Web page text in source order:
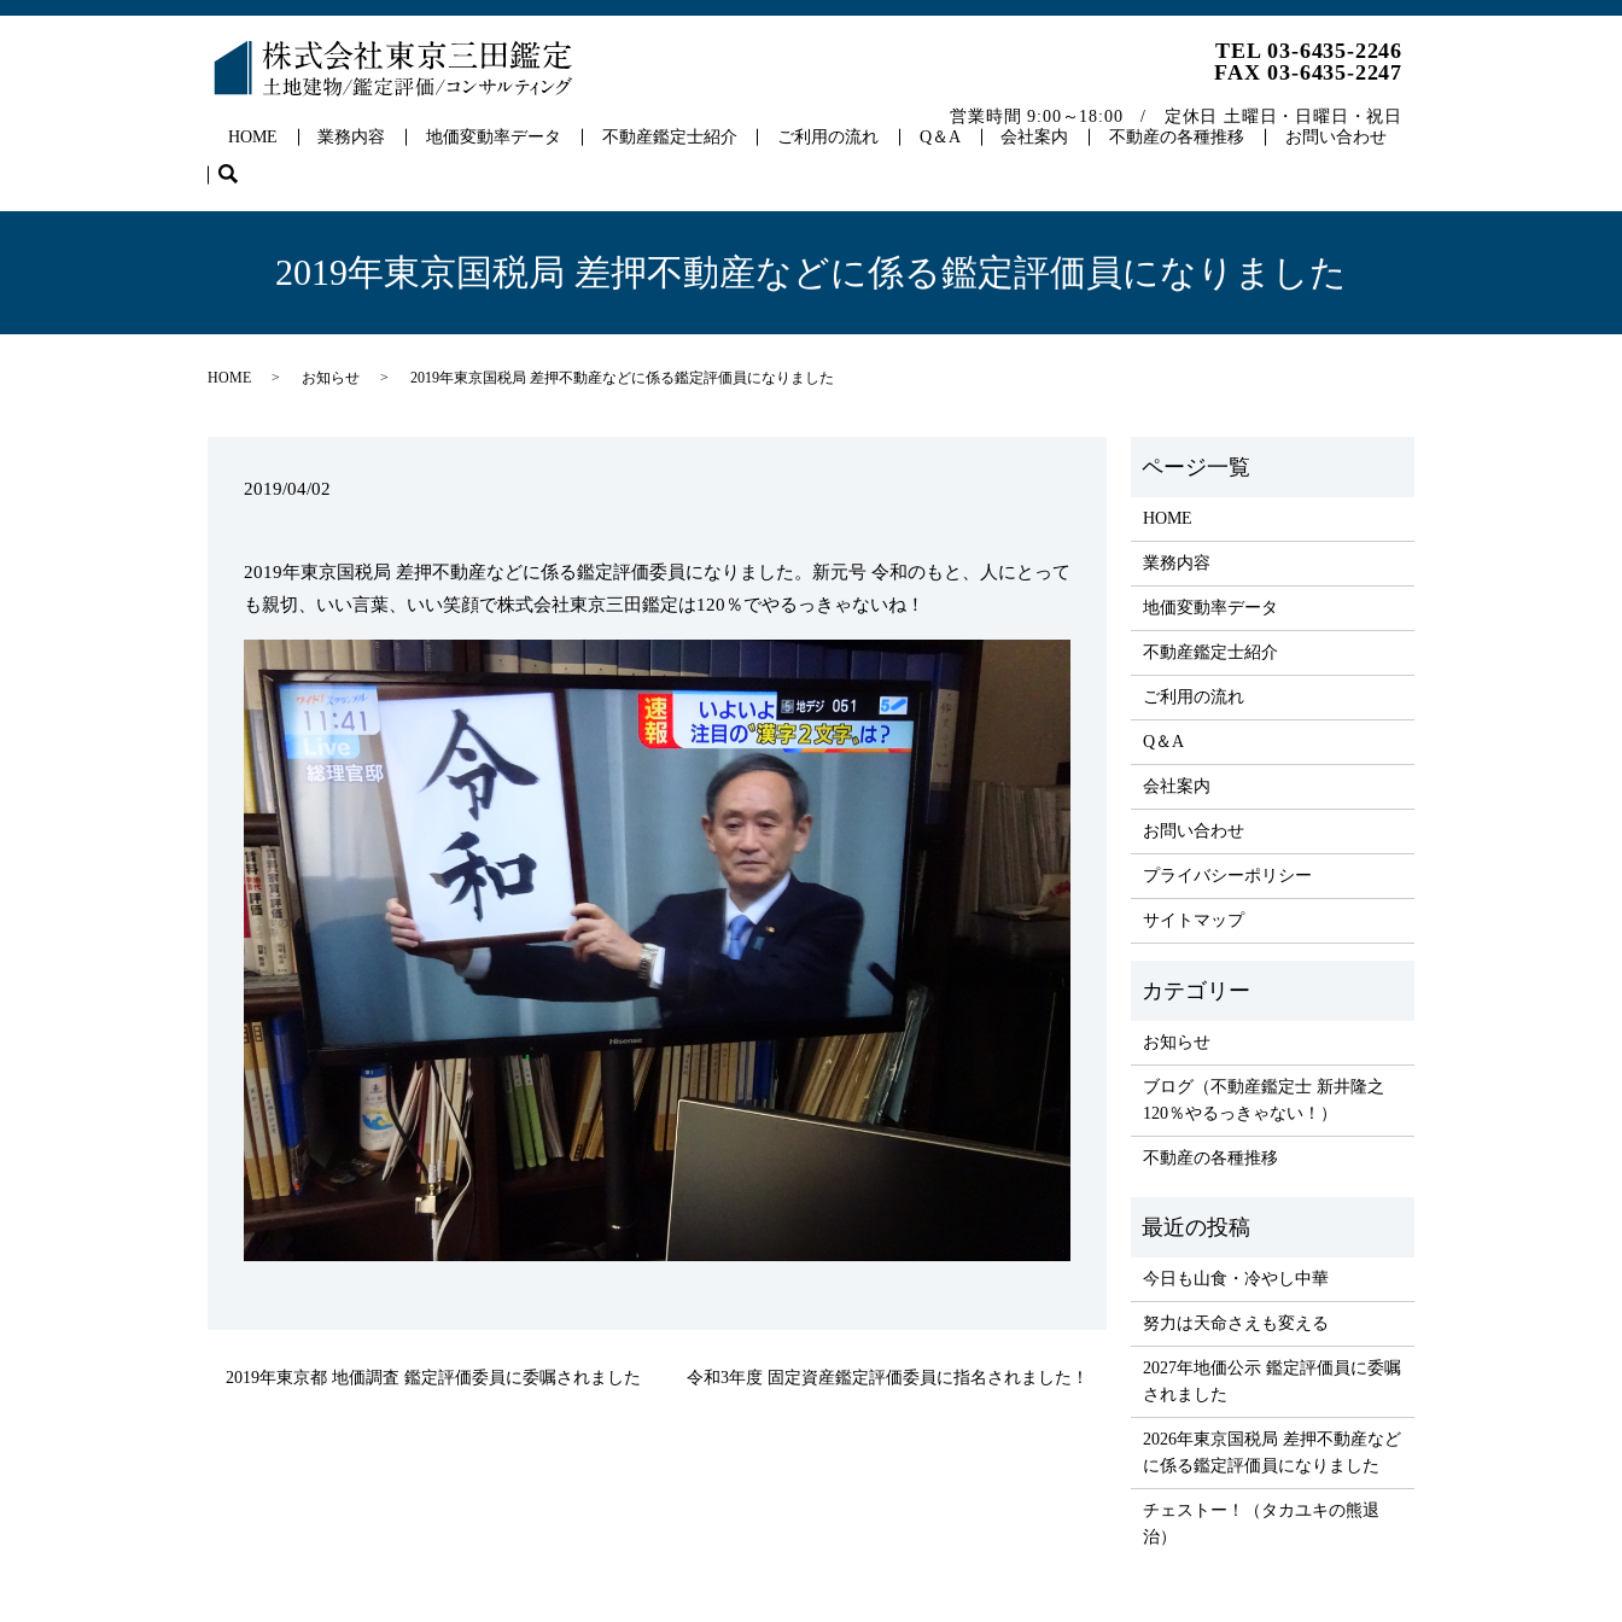
HOME 業務内容 地価変動率データ 不動産鑑定士紹介 ご利用の流れ Q＆A 会社案内 不動産の各種推移 お問い合わせ
search
TEL 03-6435-2246
FAX 03-6435-2247
営業時間 9:00～18:00 / 定休日 土曜日・日曜日・祝日
2019年東京国税局 差押不動産などに係る鑑定評価員になりました
HOME お知らせ 2019年東京国税局 差押不動産などに係る鑑定評価員になりました
2019/04/02
2019年東京国税局 差押不動産などに係る鑑定評価委員になりました。新元号 令和のもと、人にとって
も親切、いい言葉、いい笑顔で株式会社東京三田鑑定は120％でやるっきゃないね！
2019年東京都 地価調査 鑑定評価委員に委嘱されました 令和3年度 固定資産鑑定評価委員に指名されました！
HOME
業務内容
地価変動率データ
不動産鑑定士紹介
ご利用の流れ
Q＆A
会社案内
お問い合わせ
プライバシーポリシー
サイトマップ
お知らせ
ブログ（不動産鑑定士 新井隆之
120％やるっきゃない！）
不動産の各種推移
今日も山食・冷やし中華
努力は天命さえも変える
2027年地価公示 鑑定評価員に委嘱
されました
2026年東京国税局 差押不動産など
に係る鑑定評価員になりました
チェストー！（タカユキの熊退
治）